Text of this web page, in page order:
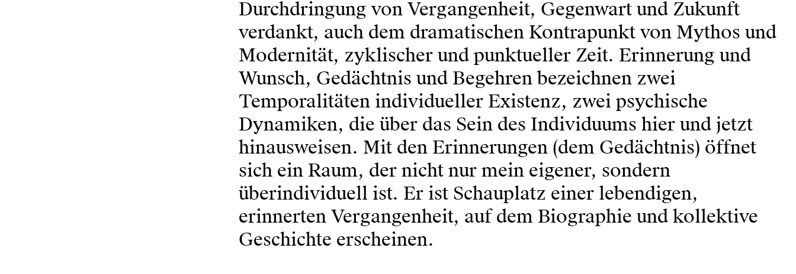
Durchdringung von Vergangenheit, Gegenwart und Zukunft
verdankt, auch dem dramatischen Kontrapunkt von Mythos und
Modernität, zyklischer und punktueller Zeit. Erinnerung und
Wunsch, Gedächtnis und Begehren bezeichnen zwei
Temporalitäten individueller Existenz, zwei psychische
Dynamiken, die über das Sein des Individuums hier und jetzt
hinausweisen. Mit den Erinnerungen (dem Gedächtnis) öffnet
sich ein Raum, der nicht nur mein eigener, sondern
überindividuell ist. Er ist Schauplatz einer lebendigen,
erinnerten Vergangenheit, auf dem Biographie und kollektive
Geschichte erscheinen.